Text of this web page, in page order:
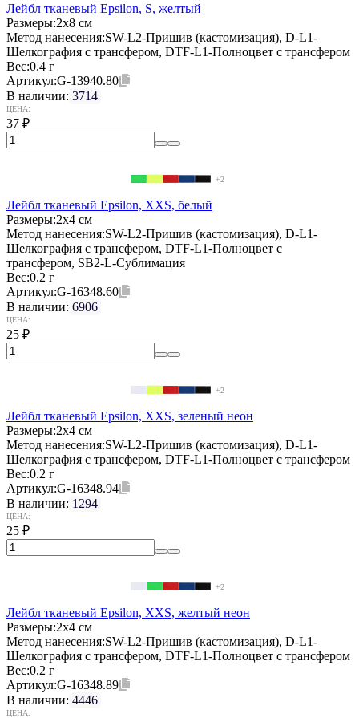
Лейбл тканевый Epsilon, S, желтый
Размеры:2х8 см
Метод нанесения:SW-L2-Пришив (кастомизация), D-L1-
Шелкография с трансфером, DTF-L1-Полноцвет с трансфером
Вес:0.4 г
Артикул:G-13940.80
В наличии: 3714
ЦЕНА:
37 ₽
+2
Лейбл тканевый Epsilon, XXS, белый
Размеры:2х4 см
Метод нанесения:SW-L2-Пришив (кастомизация), D-L1-
Шелкография с трансфером, DTF-L1-Полноцвет с
трансфером, SB2-L-Сублимация
Вес:0.2 г
Артикул:G-16348.60
В наличии: 6906
ЦЕНА:
25 ₽
+2
Лейбл тканевый Epsilon, XXS, зеленый неон
Размеры:2х4 см
Метод нанесения:SW-L2-Пришив (кастомизация), D-L1-
Шелкография с трансфером, DTF-L1-Полноцвет с трансфером
Вес:0.2 г
Артикул:G-16348.94
В наличии: 1294
ЦЕНА:
25 ₽
+2
Лейбл тканевый Epsilon, XXS, желтый неон
Размеры:2х4 см
Метод нанесения:SW-L2-Пришив (кастомизация), D-L1-
Шелкография с трансфером, DTF-L1-Полноцвет с трансфером
Вес:0.2 г
Артикул:G-16348.89
В наличии: 4446
ЦЕНА: